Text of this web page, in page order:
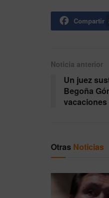
Compartir
Noticia anterior
Un juez
Begoña
vacaciones
Otras Noticias